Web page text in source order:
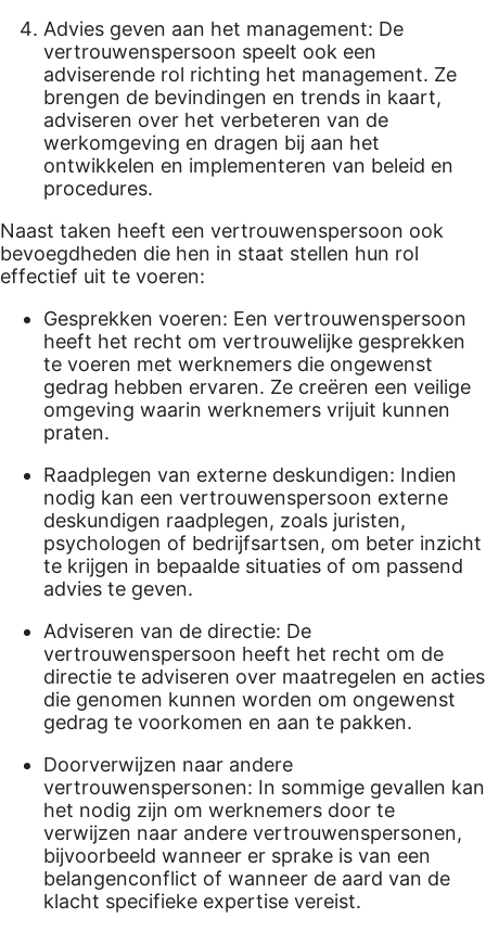
Advies geven aan het management: De
vertrouwenspersoon speelt ook een
adviserende rol richting het management. Ze
brengen de bevindingen en trends in kaart,
adviseren over het verbeteren van de
werkomgeving en dragen bij aan het
ontwikkelen en implementeren van beleid en
procedures.
Naast taken heeft een vertrouwenspersoon ook
bevoegdheden die hen in staat stellen hun rol
effectief uit te voeren:
Gesprekken voeren: Een vertrouwenspersoon
heeft het recht om vertrouwelijke gesprekken
te voeren met werknemers die ongewenst
gedrag hebben ervaren. Ze creëren een veilige
omgeving waarin werknemers vrijuit kunnen
praten.
Raadplegen van externe deskundigen: Indien
nodig kan een vertrouwenspersoon externe
deskundigen raadplegen, zoals juristen,
psychologen of bedrijfsartsen, om beter inzicht
te krijgen in bepaalde situaties of om passend
advies te geven.
Adviseren van de directie: De
vertrouwenspersoon heeft het recht om de
directie te adviseren over maatregelen en acties
die genomen kunnen worden om ongewenst
gedrag te voorkomen en aan te pakken.
Doorverwijzen naar andere
vertrouwenspersonen: In sommige gevallen kan
het nodig zijn om werknemers door te
verwijzen naar andere vertrouwenspersonen,
bijvoorbeeld wanneer er sprake is van een
belangenconflict of wanneer de aard van de
klacht specifieke expertise vereist.